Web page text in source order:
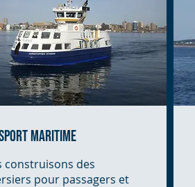
maritime
construisons des
pour passagers et